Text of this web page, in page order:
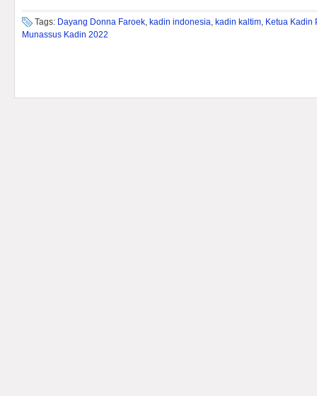
Tags: Dayang Donna Faroek, kadin indonesia, kadin kaltim, Ketua Kadin
Munassus Kadin 2022